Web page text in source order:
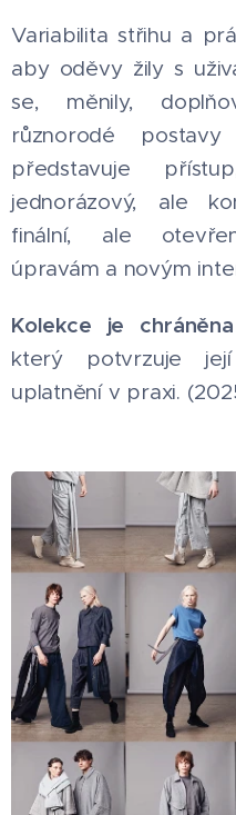
Variabilita střihu a
aby oděvy žily s
se, měnily,
různorodé
představuje
jednorázový, ale
finální, ale
úpravám a novým
Kolekce je
který potvrzuje
uplatnění v praxi.